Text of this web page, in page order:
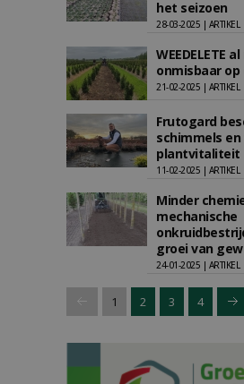
het seizoen
28-03-2025 | ARTIKEL
WEEDELETE
onmisbaar
21-02-2025 | ARTIKEL
Frutogard
schimmels
plantvitaliteit
11-02-2025 | ARTIKEL
Minder
mechanische
groei van
24-01-2025 | ARTIKEL
1 2 3 4